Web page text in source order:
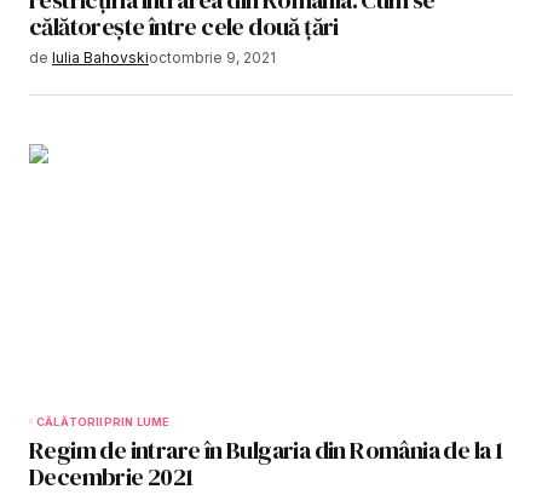
călătorește între cele două țări
de Iulia Bahovskioctombrie 9, 2021
CĂLĂTORIIPRIN LUME
Regim de intrare în Bulgaria din România de la 1
Decembrie 2021